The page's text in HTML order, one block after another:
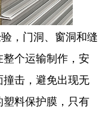
，门洞、窗洞和缝
个运输制作，安
击，避免出现无
料保护膜，只有